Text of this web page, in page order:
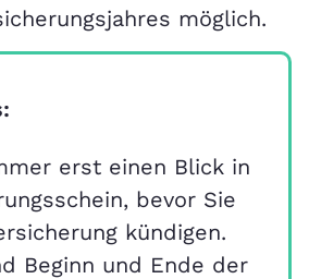
möglich.
erst einen Blick in
bevor Sie
kündigen.
Beginn und Ende der